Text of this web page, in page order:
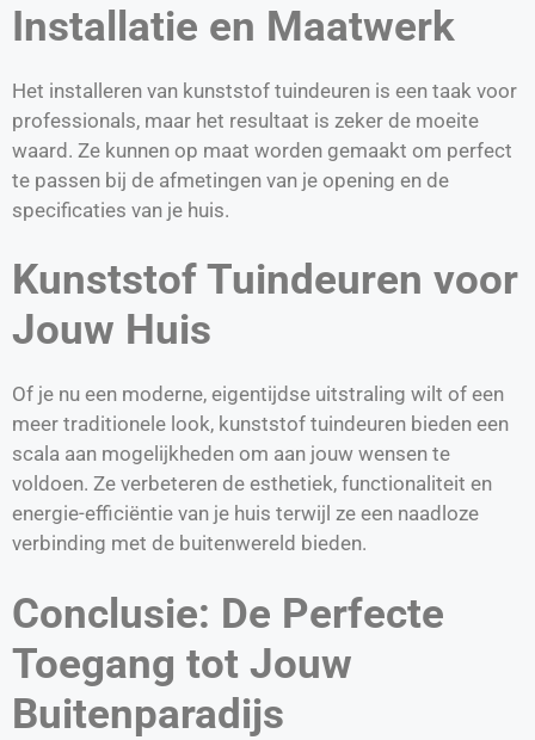
Installatie en Maatwerk
Het installeren van kunststof tuindeuren is een taak voor
professionals, maar het resultaat is zeker de moeite
waard. Ze kunnen op maat worden gemaakt om perfect
te passen bij de afmetingen van je opening en de
specificaties van je huis.
Kunststof Tuindeuren voor
Jouw Huis
Of je nu een moderne, eigentijdse uitstraling wilt of een
meer traditionele look, kunststof tuindeuren bieden een
scala aan mogelijkheden om aan jouw wensen te
voldoen. Ze verbeteren de esthetiek, functionaliteit en
energie-efficiëntie van je huis terwijl ze een naadloze
verbinding met de buitenwereld bieden.
Conclusie: De Perfecte
Toegang tot Jouw
Buitenparadijs